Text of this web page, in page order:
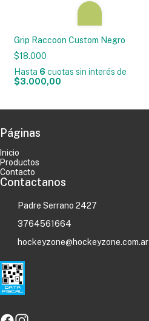
Grip Raccoon Custom Negro
$18.000
Hasta 6 cuotas sin interés de
$3.000,00
Páginas
Inicio
Productos
Contacto
Contactanos
Padre Serrano 2427
3764561664
hockeyzone@hockeyzone.com.ar